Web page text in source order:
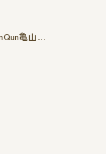
愛犬美容室QunQun亀山エコー店